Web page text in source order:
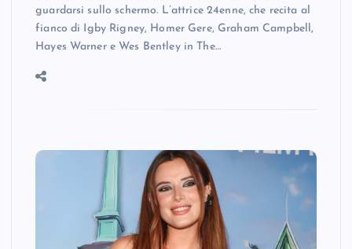
guardarsi sullo schermo. L’attrice 24enne, che recita al
fianco di Igby Rigney, Homer Gere, Graham Campbell,
Hayes Warner e Wes Bentley in The…